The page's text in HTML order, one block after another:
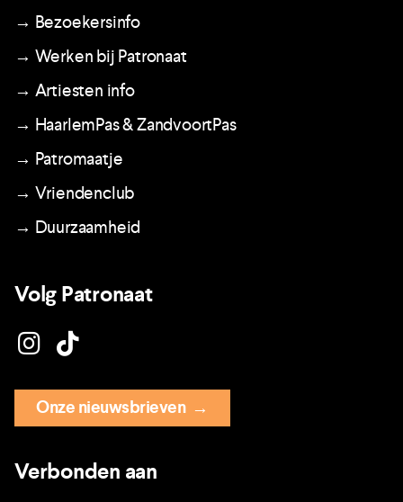
→ Bezoekersinfo
→ Werken bij Patronaat
→ Artiesten info
→ HaarlemPas & ZandvoortPas
→ Patromaatje
→ Vriendenclub
→ Duurzaamheid
Volg Patronaat
Onze nieuwsbrieven→
Verbonden aan